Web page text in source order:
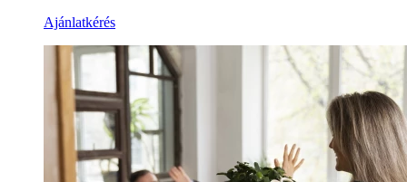
Ajánlatkérés